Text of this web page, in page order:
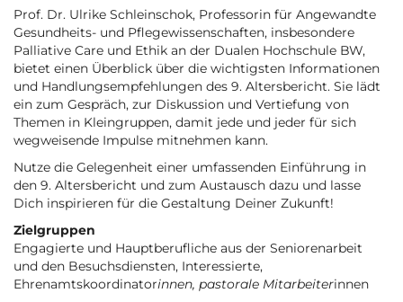
Prof. Dr. Ulrike Schleinschok, Professorin für Angewandte
Gesundheits- und Pflegewissenschaften, insbesondere
Palliative Care und Ethik an der Dualen Hochschule BW,
bietet einen Überblick über die wichtigsten Informationen
und Handlungsempfehlungen des 9. Altersbericht. Sie lädt
ein zum Gespräch, zur Diskussion und Vertiefung von
Themen in Kleingruppen, damit jede und jeder für sich
wegweisende Impulse mitnehmen kann.
Nutze die Gelegenheit einer umfassenden Einführung in
den 9. Altersbericht und zum Austausch dazu und lasse
Dich inspirieren für die Gestaltung Deiner Zukunft!
Zielgruppen
Engagierte und Hauptberufliche aus der Seniorenarbeit
und den Besuchsdiensten, Interessierte,
Ehrenamtskoordinatorinnen, pastorale Mitarbeiterinnen